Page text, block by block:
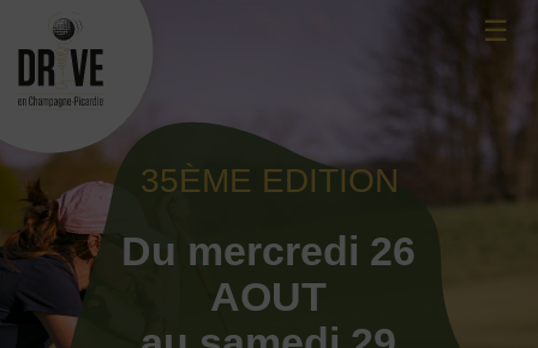
content
☰
35ÈME EDITION
Du mercredi 26
AOUT